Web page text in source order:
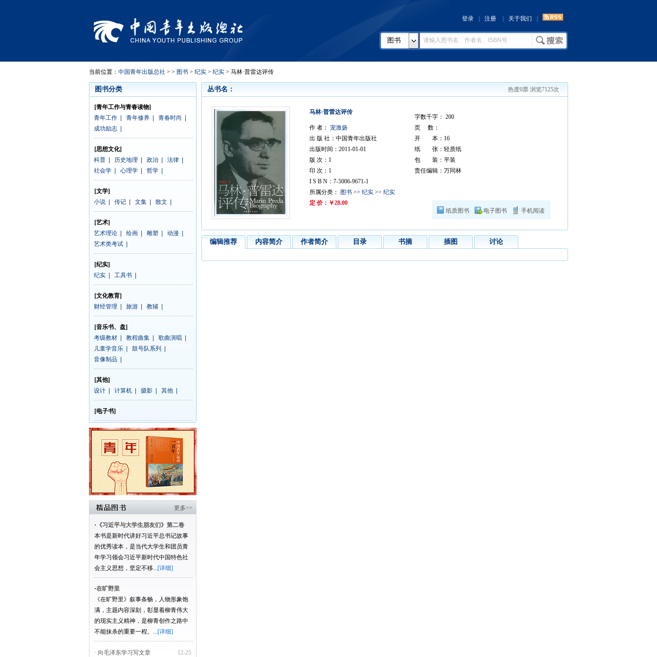
登录 注册 关于我们
图书
当前位置： 中国青年出版总社 > > 图书 > 纪实 > 纪实 > 马林·普雷达评传
图书分类
[青年工作与青春读物]
青年工作
青年修养 青春时尚
成功励志
[思想文化]
科普
历史地理 政治 法律
社会学
心理学 哲学
[文学]
小说
传记 文集 散文
[艺术]
艺术理论
绘画 雕塑 动漫
艺术类考试
[纪实]
纪实
工具书
[文化教育]
财经管理
旅游 教辅
[音乐书、盘]
考级教材
教程曲集 歌曲演唱
儿童学音乐
鼓号队系列
音像制品
[其他]
设计
计算机 摄影 其他
[电子书]
更多>>
· 《习近平与大学生朋友们》第二卷
本书是新时代讲好习近平总书记故事
的优秀读本，是当代大学生和团员青
年学习领会习近平新时代中国特色社
会主义思想，坚定不移...[详细]
·在旷野里
《在旷野里》叙事条畅，人物形象饱
满，主题内容深刻，彰显着柳青伟大
的现实主义精神，是柳青创作之路中
不能抹杀的重要一程。...[详细]
12-25
· 向毛泽东学习写文章
热度0票 浏览7125次
丛书名：
纸质图书 电子图书 手机阅读
马林·普雷达评传
作 者： 宠激扬
出 版 社：中国青年出版社
出版时间：2011-01-01
版 次：1
印 次：1
I S B N：7-5006-9671-1
所属分类：
图书 >> 纪实 >> 纪实
定 价：￥28.00
字数千字： 200
页 数：
开 本：16
纸 张：轻质纸
包 装：平装
责任编辑：万同林
编辑推荐 内容简介 作者简介 目录 书摘 插图 讨论